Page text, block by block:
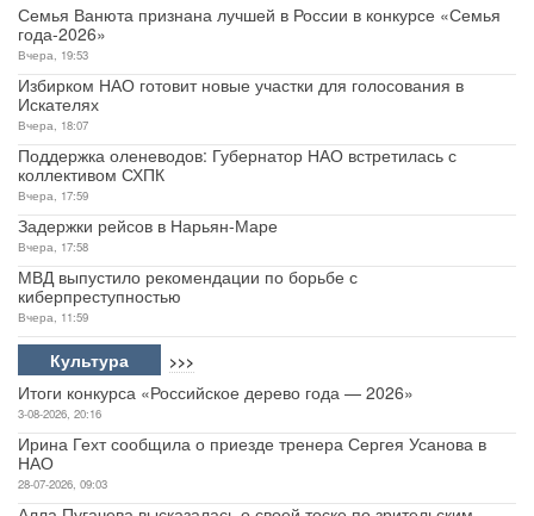
Семья Ванюта признана лучшей в России в конкурсе «Семья
года-2026»
Вчера, 19:53
Избирком НАО готовит новые участки для голосования в
Искателях
Вчера, 18:07
Поддержка оленеводов: Губернатор НАО встретилась с
коллективом СХПК
Вчера, 17:59
Задержки рейсов в Нарьян-Маре
Вчера, 17:58
МВД выпустило рекомендации по борьбе с
киберпреступностью
Вчера, 11:59
Культура >>>
Итоги конкурса «Российское дерево года — 2026»
3-08-2026, 20:16
Ирина Гехт сообщила о приезде тренера Сергея Усанова в
НАО
28-07-2026, 09:03